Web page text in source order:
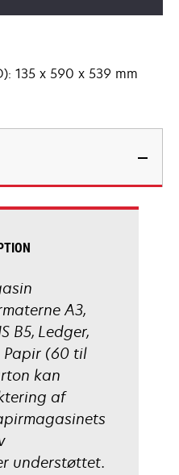
135 x 590 x 539 mm
A3,
B5, Ledger,
Papir (60 til
kan
af
understøttet.